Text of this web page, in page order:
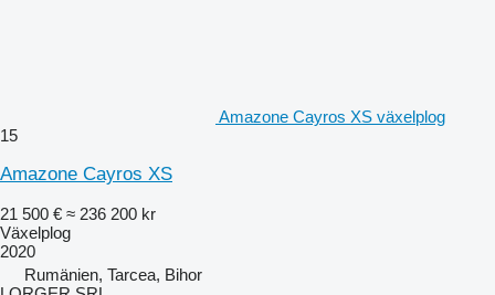
Amazone Cayros XS växelplog
15
Amazone Cayros XS
21 500 € ≈ 236 200 kr
Växelplog
2020
Rumänien, Tarcea, Bihor